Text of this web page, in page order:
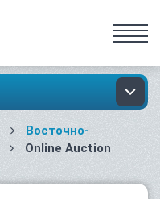
Восточно-
Online Auction